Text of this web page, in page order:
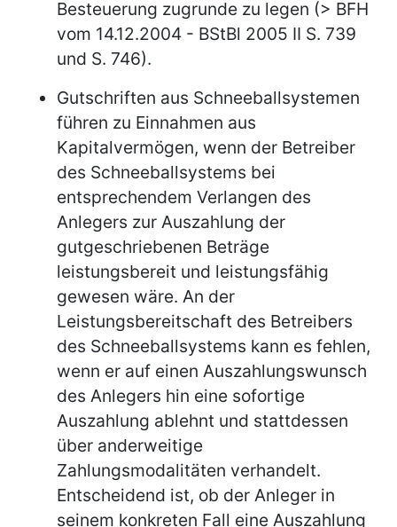
Besteuerung zugrunde zu legen (> BFH
vom 14.12.2004 - BStBl 2005 II S. 739
und S. 746).
Gutschriften aus Schneeballsystemen
führen zu Einnahmen aus
Kapitalvermögen, wenn der Betreiber
des Schneeballsystems bei
entsprechendem Verlangen des
Anlegers zur Auszahlung der
gutgeschriebenen Beträge
leistungsbereit und leistungsfähig
gewesen wäre. An der
Leistungsbereitschaft des Betreibers
des Schneeballsystems kann es fehlen,
wenn er auf einen Auszahlungswunsch
des Anlegers hin eine sofortige
Auszahlung ablehnt und stattdessen
über anderweitige
Zahlungsmodalitäten verhandelt.
Entscheidend ist, ob der Anleger in
seinem konkreten Fall eine Auszahlung